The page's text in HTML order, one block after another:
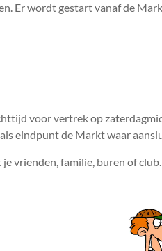
Er wordt gestart vanaf de
voor vertrek op
eindpunt de Markt waar
vrienden, familie, buren of club.